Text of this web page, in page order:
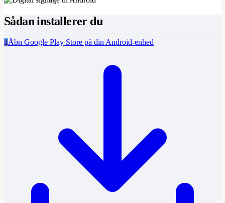
Sådan installerer du
1Åbn Google Play Store på din Android-enhed